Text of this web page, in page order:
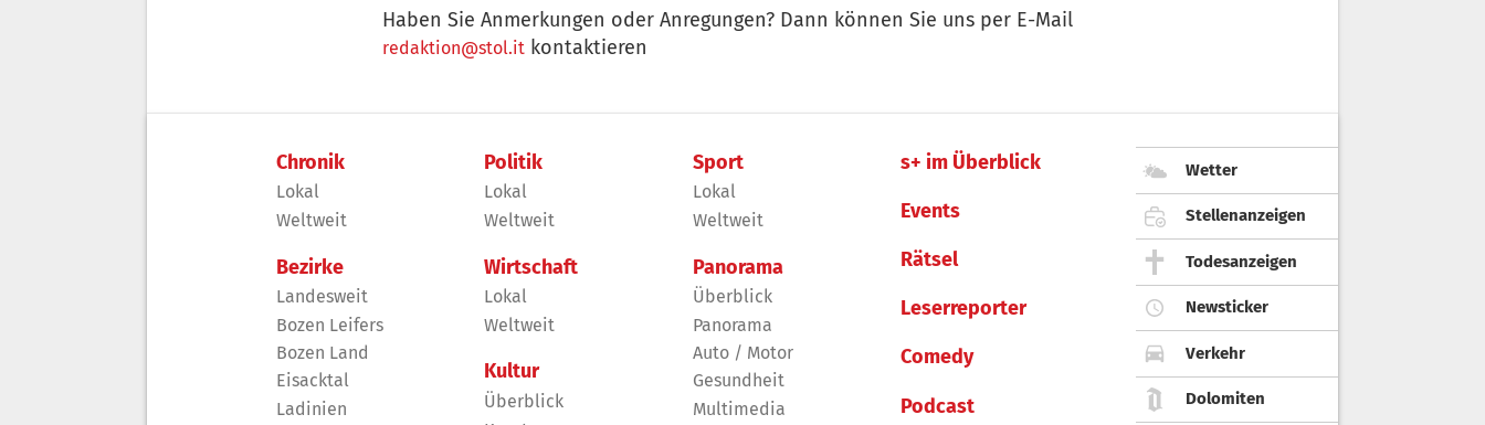
Haben Sie Anmerkungen oder Anregungen? Dann können Sie uns per E-Mail
redaktion@stol.it kontaktieren
Chronik
Lokal
Weltweit
Bezirke
Landesweit
Bozen Leifers
Bozen Land
Eisacktal
Ladinien
Politik
Lokal
Weltweit
Wirtschaft
Lokal
Weltweit
Kultur
Überblick
Sport
Lokal
Weltweit
Panorama
Überblick
Panorama
Auto / Motor
Gesundheit
Multimedia
s+ im Überblick
Events
Rätsel
Leserreporter
Comedy
Podcast
Wetter
Stellenanzeigen
Todesanzeigen
Newsticker
Verkehr
Dolomiten